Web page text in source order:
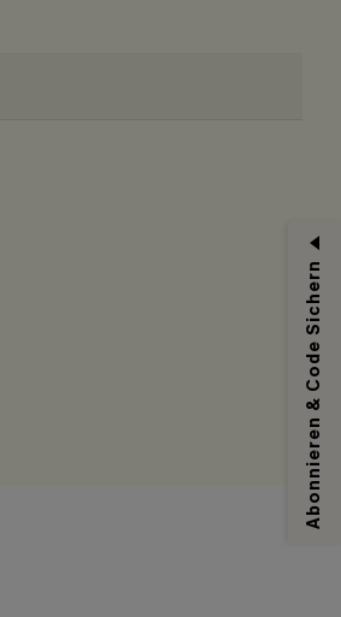
Abonnieren & Code Sichern